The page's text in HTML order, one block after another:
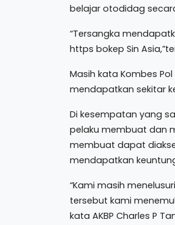
belajar otodidag
“Tersangka
https bokep Sin
Masih kata Kombes
mendapatkan sekitar
Di kesempatan yang
pelaku membuat dan
membuat dapat
mendapatkan
“Kami masih
tersebut kami
kata AKBP Charles P